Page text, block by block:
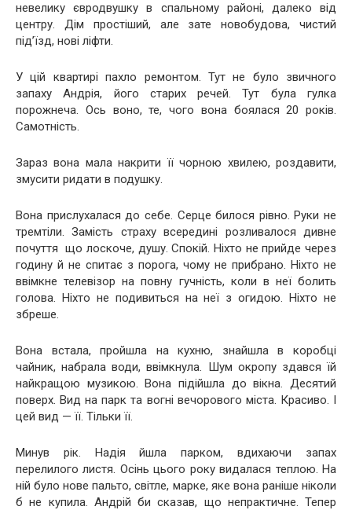
невелику євродвушку в спальному районі, далеко від
центру. Дім простіший, але зате новобудова, чистий
під’їзд, нові ліфти.
У цій квартирі пахло ремонтом. Тут не було звичного
запаху Андрія, його старих речей. Тут була гулка
порожнеча. Ось воно, те, чого вона боялася 20 років.
Самотність.
Зараз вона мала накрити її чорною хвилею, роздавити,
змусити ридати в подушку.
Вона прислухалася до себе. Серце билося рівно. Руки не
тремтіли. Замість страху всередині розливалося дивне
почуття що лоскоче, душу. Спокій. Ніхто не прийде через
годину й не спитає з порога, чому не прибрано. Ніхто не
ввімкне телевізор на повну гучність, коли в неї болить
голова. Ніхто не подивиться на неї з огидою. Ніхто не
збреше.
Вона встала, пройшла на кухню, знайшла в коробці
чайник, набрала води, ввімкнула. Шум окропу здався їй
найкращою музикою. Вона підійшла до вікна. Десятий
поверх. Вид на парк та вогні вечорового міста. Красиво. І
цей вид — її. Тільки її.
Минув рік. Надія йшла парком, вдихаючи запах
перелилого листя. Осінь цього року видалася теплою. На
ній було нове пальто, світле, марке, яке вона раніше ніколи
б не купила. Андрій би сказав, що непрактичне. Тепер